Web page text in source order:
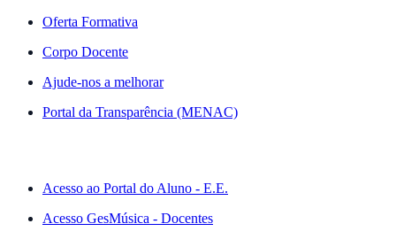
Oferta Formativa
Corpo Docente
Ajude-nos a melhorar
Portal da Transparência (MENAC)
Acesso ao Portal do Aluno - E.E.
Acesso GesMúsica - Docentes